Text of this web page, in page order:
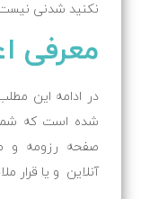
نکنید شدنی
معرفی
در ادامه این
شده است که شما
صفحه رزومه و
آنلاین و یا قرار